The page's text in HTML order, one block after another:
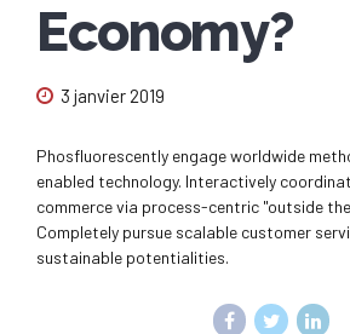
Economy?
3 janvier 2019
Phosfluorescently engage worldwide
enabled technology. Interactively
commerce via process-centric "outside
Completely pursue scalable customer
sustainable potentialities.